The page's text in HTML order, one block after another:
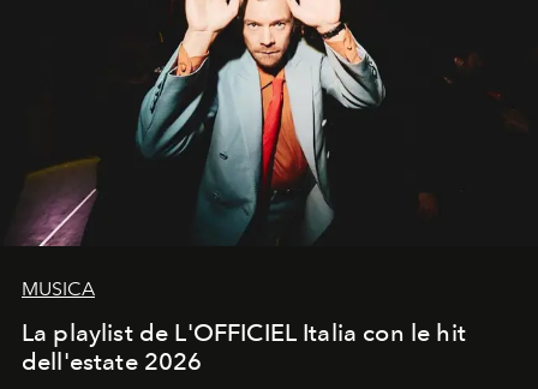
MUSICA
La playlist de L'OFFICIEL Italia con le hit
dell'estate 2026